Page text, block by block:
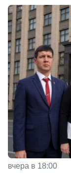
вчера в 18:00